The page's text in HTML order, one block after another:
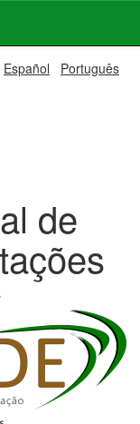
Español Português
de